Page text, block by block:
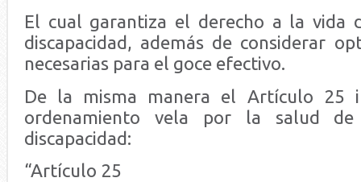
El cual garantiza el derecho a la vida
discapacidad, además de considerar
necesarias para el goce efectivo.
De la misma manera el Artículo 25
ordenamiento vela por la salud de
discapacidad:
“Artículo 25